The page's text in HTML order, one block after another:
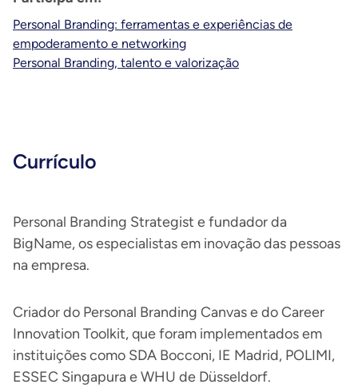
Personal Branding: ferramentas e experiências de
empoderamento e networking
Personal Branding, talento e valorização
Currículo
Personal Branding Strategist e fundador da
BigName, os especialistas em inovação das pessoas
na empresa.
Criador do Personal Branding Canvas e do Career
Innovation Toolkit, que foram implementados em
instituições como SDA Bocconi, IE Madrid, POLIMI,
ESSEC Singapura e WHU de Düsseldorf.